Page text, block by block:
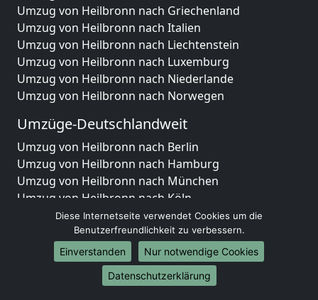
Umzug von Heilbronn nach Griechenland
Umzug von Heilbronn nach Italien
Umzug von Heilbronn nach Liechtenstein
Umzug von Heilbronn nach Luxemburg
Umzug von Heilbronn nach Niederlande
Umzug von Heilbronn nach Norwegen
Umzüge-Deutschlandweit
Umzug von Heilbronn nach Berlin
Umzug von Heilbronn nach Hamburg
Umzug von Heilbronn nach München
Umzug von Heilbronn nach Köln
Umzug von Heilbronn nach Frankfurt am Main
Umzug von Heilbronn nach Stuttgart
Umzug von Heilbronn nach Düsseldorf
Umzug von Heilbronn nach Leipzig
Umzug von Heilbronn nach Dortmund
Diese Internetseite verwendet Cookies um die
Benutzerfreundlichkeit zu verbessern.
Einverstanden
Nur notwendige Cookies
Datenschutzerklärung